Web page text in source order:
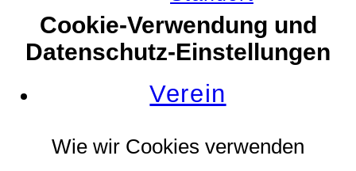
Verein
Cookie-Verwendung und
Datenschutz-Einstellungen
Wie wir Cookies verwenden